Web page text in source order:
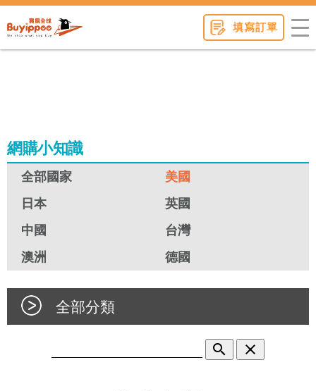
填寫訂單
網購小知識
全部國家
美國
日本
英國
中國
台灣
澳洲
德國
全部分類
search clear